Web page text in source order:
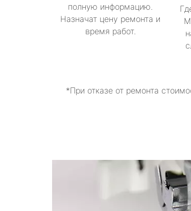
полную информацию.
Назначат цену ремонта и
время работ.
*При отказе от ремонта